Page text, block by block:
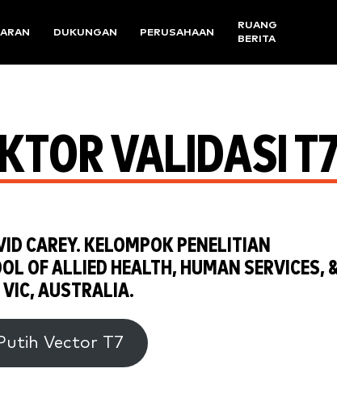
DUKUNGAN PERUSAHAAN
RUANG
BERITA
VALIDASI
CAREY. KELOMPOK PENELITIAN
OF ALLIED HEALTH, HUMAN SERVICES,
VIC, AUSTRALIA.
Vector T7